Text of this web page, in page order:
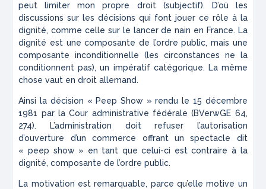
peut limiter mon propre droit (subjectif). D’où les
discussions sur les décisions qui font jouer ce rôle à la
dignité, comme celle sur le lancer de nain en France. La
dignité est une composante de l’ordre public, mais une
composante inconditionnelle (les circonstances ne la
conditionnent pas), un impératif catégorique. La même
chose vaut en droit allemand.
Ainsi la décision « Peep Show » rendu le 15 décembre
1981 par la Cour administrative fédérale (BVerwGE 64,
274). L’administration doit refuser l’autorisation
d’ouverture d’un commerce offrant un spectacle dit
« peep show » en tant que celui-ci est contraire à la
dignité, composante de l’ordre public.
La motivation est remarquable, parce qu’elle motive un